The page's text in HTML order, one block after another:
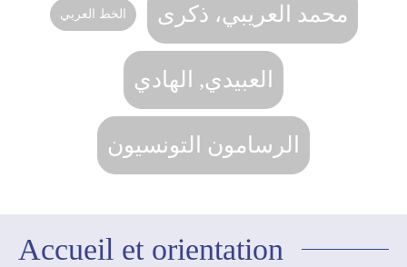
الخط العربي محمد العريبي، ذكرى
العبيدي, الهادي
الرسامون التونسيون
Accueil et orientation